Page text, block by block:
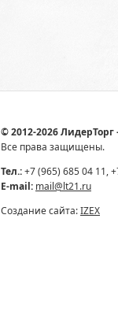
© 2012-2026
Все права защищены.
Тел.:+7 (965) 685 04 11,
E-mail: mail@lt21.ru
Создание сайта:IZEX